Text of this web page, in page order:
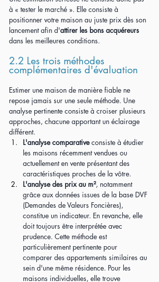
à « tester le marché ». Elle consiste à
positionner votre maison au juste prix dès son
lancement afin d'attirer les bons acquéreurs
dans les meilleures conditions.
2.2 Les trois méthodes
complémentaires d'évaluation
Estimer une maison de manière fiable ne
repose jamais sur une seule méthode. Une
analyse pertinente consiste à croiser plusieurs
approches, chacune apportant un éclairage
différent.
L'analyse comparative consiste à étudier
les maisons récemment vendues ou
actuellement en vente présentant des
caractéristiques proches de la vôtre.
L'analyse des prix au m², notamment
grâce aux données issues de la base DVF
(Demandes de Valeurs Foncières),
constitue un indicateur. En revanche, elle
doit toujours être interprétée avec
prudence. Cette méthode est
particulièrement pertinente pour
comparer des appartements similaires au
sein d'une même résidence. Pour les
maisons individuelles, elle trouve